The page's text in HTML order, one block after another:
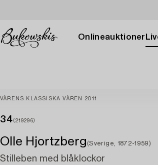
Onlineauktioner
VÅRENS KLASSISKA VÅREN 2011
34 (219296)
Olle Hjortzberg (Sverige, 1872-1959)
Stilleben med blåklockor